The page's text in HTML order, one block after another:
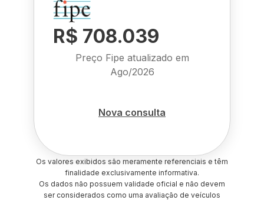
R$ 708.039
Preço Fipe atualizado em
Ago/2026
Nova consulta
Os valores exibidos são meramente referenciais e têm
finalidade exclusivamente informativa.
Os dados não possuem validade oficial e não devem
ser considerados como uma avaliação de veículos